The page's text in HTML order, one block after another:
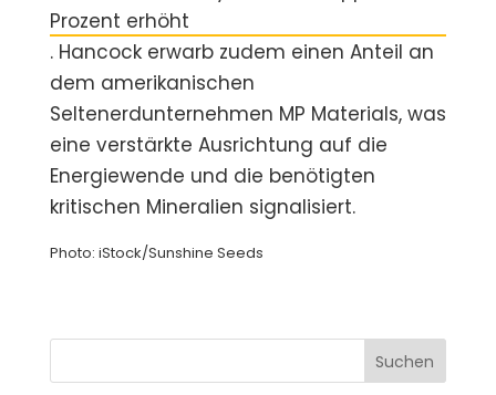
Prozent erhöht
. Hancock erwarb zudem einen Anteil an
dem amerikanischen
Seltenerdunternehmen MP Materials, was
eine verstärkte Ausrichtung auf die
Energiewende und die benötigten
kritischen Mineralien signalisiert.
Photo: iStock/Sunshine Seeds
Suchen